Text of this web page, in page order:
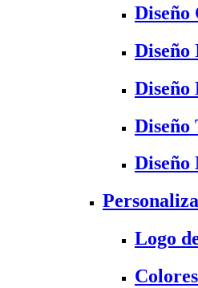
Diseño
Diseño
Diseño
Diseño
Logo